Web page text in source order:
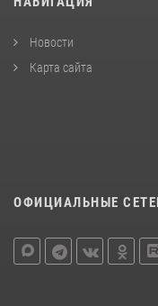
Новости
Карта сайта
ОФИЦИАЛЬНЫЕ